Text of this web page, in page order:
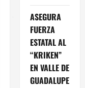
ASEGURA
FUERZA
ESTATAL AL
“KRIKEN”
EN VALLE DE
GUADALUPE